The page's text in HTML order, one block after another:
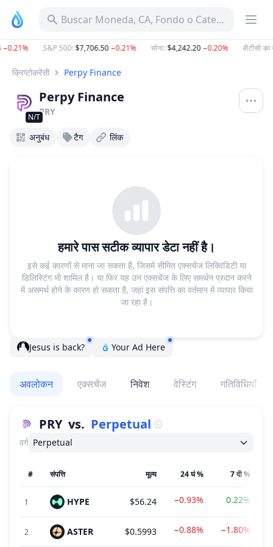
Buscar Moneda, CA, Fondo o Categoría
−0.21% S&P 500:$7,706.50−0.21% सोना:$4,242.20−0.20% बीटीसी का
क्रिप्टोकरेंसी Perpy Finance
N/T
Perpy Finance
PRY
अनुबंध टैग लिंक
हमारे पास सटीक व्यापार डेटा नहीं है।
इसे कई कारणों से माना जा सकता है, जिसमें सीमित एक्सचेंज लिक्विडिटी या
डिलिस्टिंग भी शामिल है। या फिर यह उन एक्सचेंज के लिए समर्थन प्रदान करने
में असमर्थ होने के कारण हो सकता है, जहां इस संपत्ति का वर्तमान में व्यापार किया
जा रहा है।
Jesus is back? Your Ad Here
अवलोकन एक्सचेंज निवेश वेस्टिंग गतिविधियाँ
PRYvs. Perpetual
वर्ग Perpetual
# संपत्ति मूल्य 24 घं % 7 दी %
1 HYPE $56.24 −0.93% 0.22%
2 ASTER $0.5993 −0.88% −1.80%